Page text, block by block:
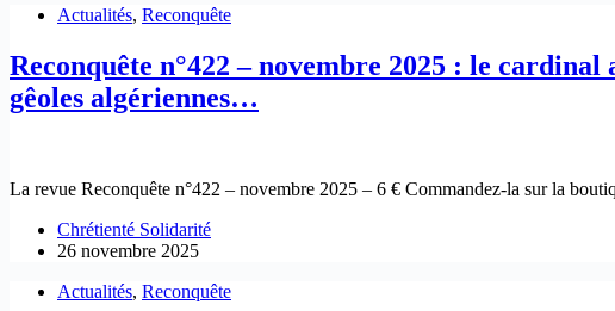
Actualités, Reconquête
Reconquête n°422 – novembre 2025 : le
gêoles algériennes…
La revue Reconquête n°422 – novembre 2025 – 6 € Commandez-la sur la
Chrétienté Solidarité
26 novembre 2025
Actualités, Reconquête